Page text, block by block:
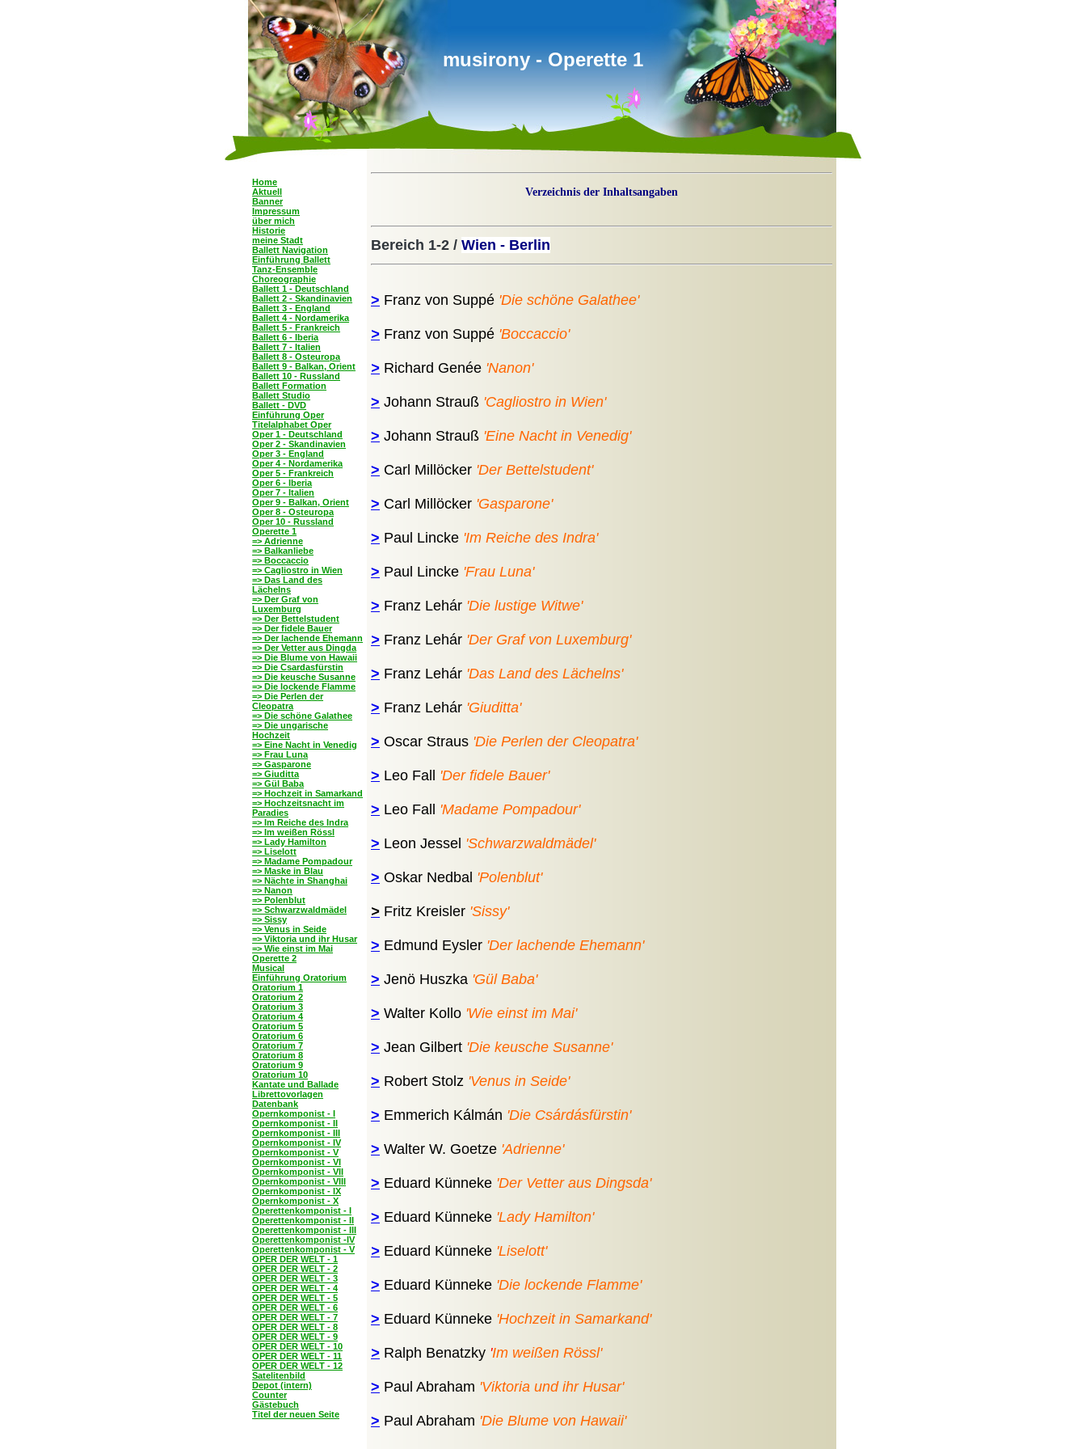
musirony - Operette 1
Home
Aktuell
Banner
Impressum
über mich
Historie
meine Stadt
Ballett Navigation
Einführung Ballett
Tanz-Ensemble
Choreographie
Ballett 1 - Deutschland
Ballett 2 - Skandinavien
Ballett 3 - England
Ballett 4 - Nordamerika
Ballett 5 - Frankreich
Ballett 6 - Iberia
Ballett 7 - Italien
Ballett 8 - Osteuropa
Ballett 9 - Balkan, Orient
Ballett 10 - Russland
Ballett Formation
Ballett Studio
Ballett - DVD
Einführung Oper
Titelalphabet Oper
Oper 1 - Deutschland
Oper 2 - Skandinavien
Oper 3 - England
Oper 4 - Nordamerika
Oper 5 - Frankreich
Oper 6 - Iberia
Oper 7 - Italien
Oper 9 - Balkan, Orient
Oper 8 - Osteuropa
Oper 10 - Russland
Operette 1
=> Adrienne
=> Balkanliebe
=> Boccaccio
=> Cagliostro in Wien
=> Das Land des
Lächelns
=> Der Graf von
Luxemburg
=> Der Bettelstudent
=> Der fidele Bauer
=> Der lachende Ehemann
=> Der Vetter aus Dingda
=> Die Blume von Hawaii
=> Die Csardasfürstin
=> Die keusche Susanne
=> Die lockende Flamme
=> Die Perlen der
Cleopatra
=> Die schöne Galathee
=> Die ungarische
Hochzeit
=> Eine Nacht in Venedig
=> Frau Luna
=> Gasparone
=> Giuditta
=> Gül Baba
=> Hochzeit in Samarkand
=> Hochzeitsnacht im
Paradies
=> Im Reiche des Indra
=> Im weißen Rössl
=> Lady Hamilton
=> Liselott
=> Madame Pompadour
=> Maske in Blau
=> Nächte in Shanghai
=> Nanon
=> Polenblut
=> Schwarzwaldmädel
=> Sissy
=> Venus in Seide
=> Viktoria und ihr Husar
=> Wie einst im Mai
Operette 2
Musical
Einführung Oratorium
Oratorium 1
Oratorium 2
Oratorium 3
Oratorium 4
Oratorium 5
Oratorium 6
Oratorium 7
Oratorium 8
Oratorium 9
Oratorium 10
Kantate und Ballade
Librettovorlagen
Datenbank
Opernkomponist - I
Opernkomponist - II
Opernkomponist - III
Opernkomponist - IV
Opernkomponist - V
Opernkomponist - VI
Opernkomponist - VII
Opernkomponist - VIII
Opernkomponist - IX
Opernkomponist - X
Operettenkomponist - I
Operettenkomponist - II
Operettenkomponist - III
Operettenkomponist -IV
Operettenkomponist - V
OPER DER WELT - 1
OPER DER WELT - 2
OPER DER WELT - 3
OPER DER WELT - 4
OPER DER WELT - 5
OPER DER WELT - 6
OPER DER WELT - 7
OPER DER WELT - 8
OPER DER WELT - 9
OPER DER WELT - 10
OPER DER WELT - 11
OPER DER WELT - 12
Satelitenbild
Depot (intern)
Counter
Gästebuch
Titel der neuen Seite
Verzeichnis der Inhaltsangaben
Bereich 1-2 / Wien - Berlin
> Franz von Suppé 'Die schöne Galathee'
> Franz von Suppé 'Boccaccio'
> Richard Genée 'Nanon'
> Johann Strauß 'Cagliostro in Wien'
> Johann Strauß 'Eine Nacht in Venedig'
> Carl Millöcker 'Der Bettelstudent'
> Carl Millöcker 'Gasparone'
> Paul Lincke 'Im Reiche des Indra'
> Paul Lincke 'Frau Luna'
> Franz Lehár 'Die lustige Witwe'
> Franz Lehár 'Der Graf von Luxemburg'
> Franz Lehár 'Das Land des Lächelns'
> Franz Lehár 'Giuditta'
> Oscar Straus 'Die Perlen der Cleopatra'
> Leo Fall 'Der fidele Bauer'
> Leo Fall 'Madame Pompadour'
> Leon Jessel 'Schwarzwaldmädel'
> Oskar Nedbal 'Polenblut'
> Fritz Kreisler 'Sissy'
> Edmund Eysler 'Der lachende Ehemann'
> Jenö Huszka 'Gül Baba'
> Walter Kollo 'Wie einst im Mai'
> Jean Gilbert 'Die keusche Susanne'
> Robert Stolz 'Venus in Seide'
> Emmerich Kálmán 'Die Csárdásfürstin'
> Walter W. Goetze 'Adrienne'
> Eduard Künneke 'Der Vetter aus Dingsda'
> Eduard Künneke 'Lady Hamilton'
> Eduard Künneke 'Liselott'
> Eduard Künneke 'Die lockende Flamme'
> Eduard Künneke 'Hochzeit in Samarkand'
> Ralph Benatzky 'Im weißen Rössl'
> Paul Abraham 'Viktoria und ihr Husar'
> Paul Abraham 'Die Blume von Hawaii'